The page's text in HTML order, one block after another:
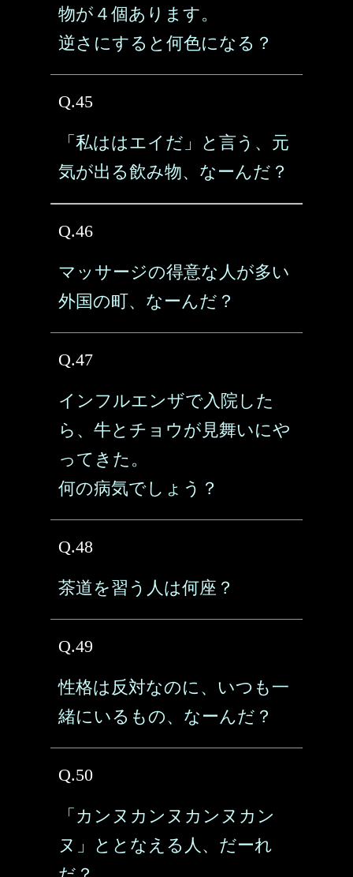
物が４個あります。
逆さにすると何色になる？
Q.45
「私ははエイだ」と言う、元
気が出る飲み物、なーんだ？
Q.46
マッサージの得意な人が多い
外国の町、なーんだ？
Q.47
インフルエンザで入院した
ら、牛とチョウが見舞いにや
ってきた。
何の病気でしょう？
Q.48
茶道を習う人は何座？
Q.49
性格は反対なのに、いつも一
緒にいるもの、なーんだ？
Q.50
「カンヌカンヌカンヌカン
ヌ」ととなえる人、だーれ